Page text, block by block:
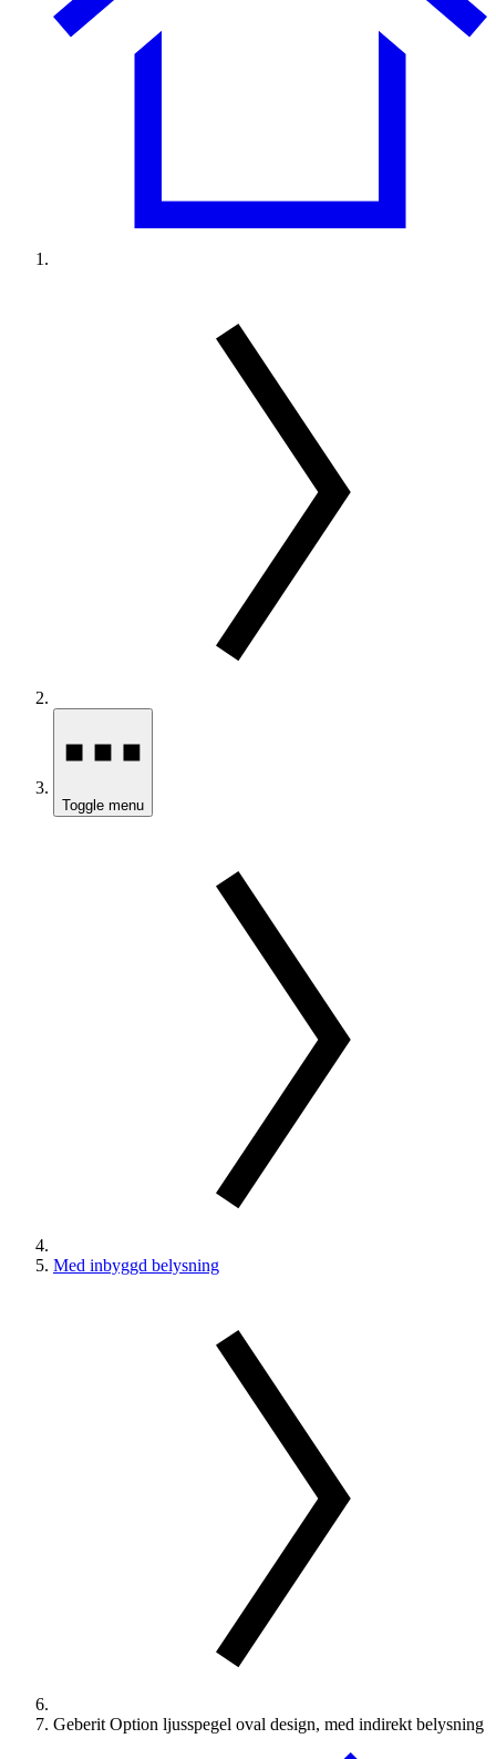
Toggle menu
Med inbyggd belysning
Geberit Option ljusspegel oval design, med indirekt belysning